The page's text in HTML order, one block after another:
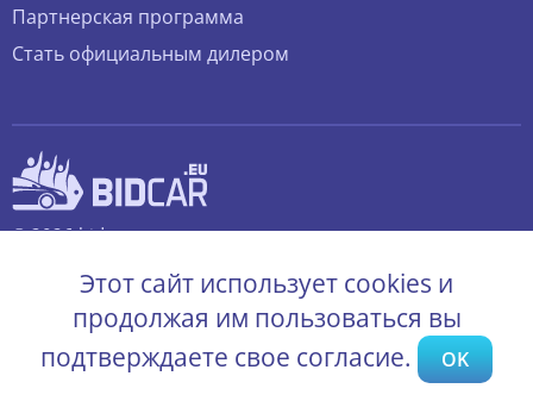
Партнерская программа
Стать официальным дилером
© 2026 bidcar.eu
Этот сайт использует cookies и
продолжая им пользоваться вы
подтверждаете свое согласие.
OK